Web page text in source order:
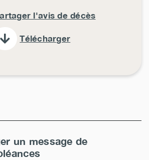
l'avis de décès
Télécharger
un message de